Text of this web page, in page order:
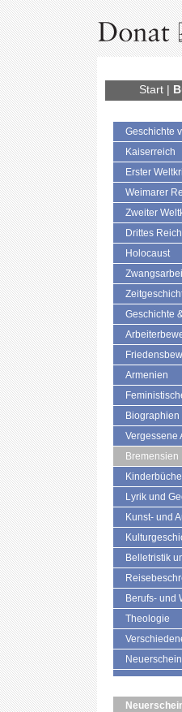
Start|
Geschichte
Kaiserreich
Erster
Weimarer
Zweiter
Drittes Reich
Holocaust
Geschichte
Armenien
Biographien
Vergessene
Bremensien
Lyrik und
Kunst- und
Belletristik
Berufs- und
Theologie